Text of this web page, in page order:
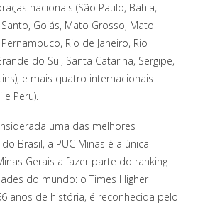
nacionais (São Paulo, Bahia,
Goiás, Mato Grosso, Mato
Rio de Janeiro, Rio
do Sul, Santa Catarina, Sergipe,
e mais quatro internacionais
e Peru).
uma das melhores
Brasil, a PUC Minas é a única
Gerais a fazer parte do ranking
do mundo: o Times Higher
anos de história, é reconhecida pelo